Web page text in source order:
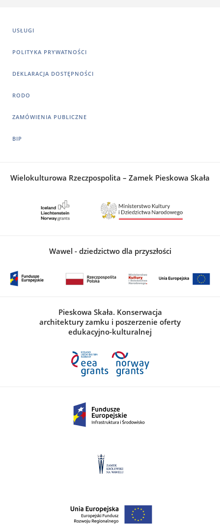
USŁUGI
POLITYKA PRYWATNOŚCI
DEKLARACJA DOSTĘPNOŚCI
RODO
ZAMÓWIENIA PUBLICZNE
BIP
Wielokulturowa Rzeczpospolita – Zamek Pieskowa Skała
Wawel - dziedzictwo dla przyszłości
Pieskowa Skała. Konserwacja
architektury zamku i poszerzenie oferty
edukacyjno-kulturalnej